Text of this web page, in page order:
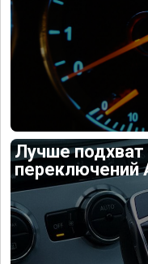
Лучше
переключений